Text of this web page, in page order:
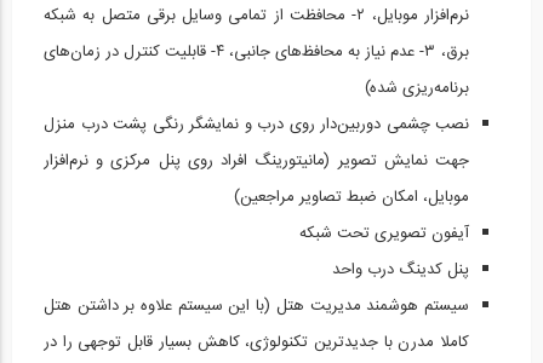
نرم‌افزار موبایل، ۲- محافظت از تمامی وسایل برقی متصل به شبکه
برق، ۳- عدم نیاز به محافظ‌های جانبی، ۴- قابلیت کنترل در زمان‌های
برنامه‌ریزی شده)
نصب چشمی دوربین‌دار روی درب و نمایشگر رنگی پشت درب منزل
جهت نمایش تصویر (مانیتورینگ افراد روی پنل مرکزی و نرم‌افزار
موبایل، امکان ضبط تصاویر مراجعین)
آیفون تصویری تحت شبکه
پنل کدینگ درب واحد
سیستم هوشمند مدیریت هتل (با این سیستم علاوه بر داشتن هتل
کاملا مدرن با جدیدترین تکنولوژی، کاهش بسیار قابل توجهی را در